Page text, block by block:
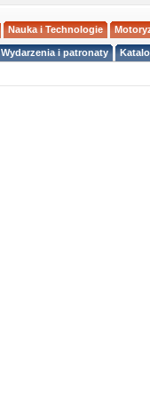
Nauka i Technologie
Wydarzenia i patronaty